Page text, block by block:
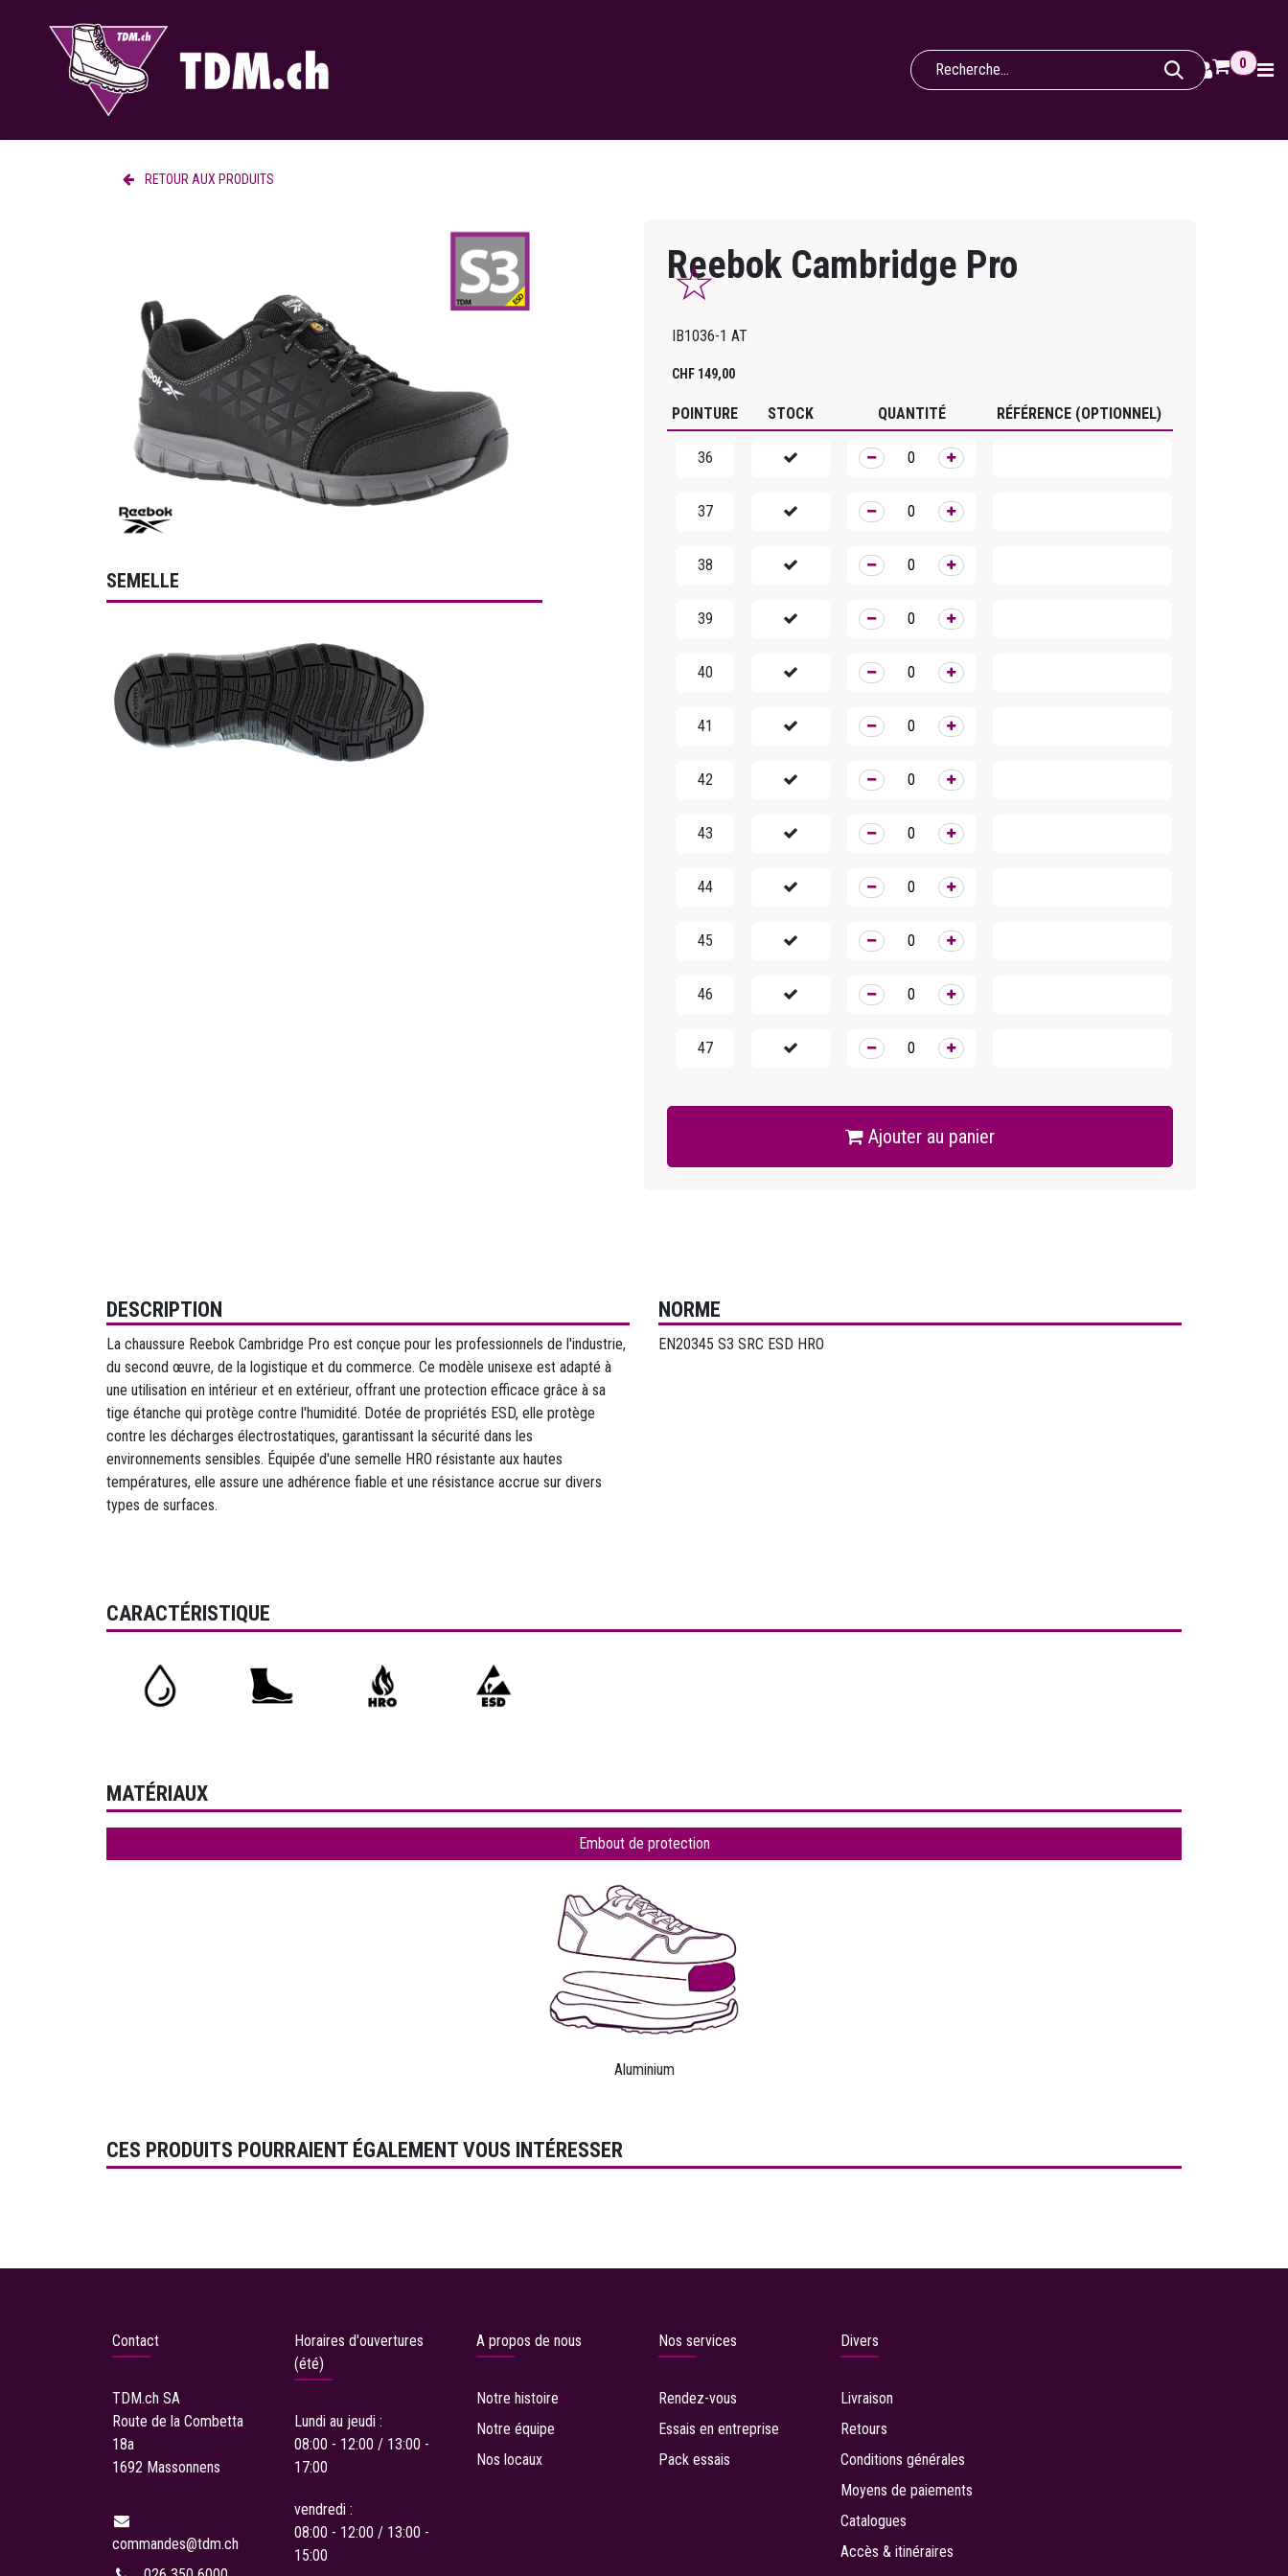
0
RETOUR AUX PRODUITS
SEMELLE
Reebok Cambridge Pro
IB1036-1 AT
CHF 149,00
POINTURE STOCK QUANTITÉ RÉFÉRENCE (OPTIONNEL)
36
37
38
39
40
41
42
43
44
45
46
47
Ajouter au panier
DESCRIPTION
La chaussure Reebok Cambridge Pro est conçue pour les professionnels de l'industrie,
du second œuvre, de la logistique et du commerce. Ce modèle unisexe est adapté à
une utilisation en intérieur et en extérieur, offrant une protection efficace grâce à sa
tige étanche qui protège contre l'humidité. Dotée de propriétés ESD, elle protège
contre les décharges électrostatiques, garantissant la sécurité dans les
environnements sensibles. Équipée d'une semelle HRO résistante aux hautes
températures, elle assure une adhérence fiable et une résistance accrue sur divers
types de surfaces.
NORME
EN20345 S3 SRC ESD HRO
CARACTÉRISTIQUE
MATÉRIAUX
Embout de protection
Aluminium
CES PRODUITS POURRAIENT ÉGALEMENT VOUS INTÉRESSER
Contact
TDM.ch SA
Route de la Combetta
18a
1692 Massonnens
commandes@tdm.ch
Horaires d'ouvertures
(été)
Lundi au jeudi :
08:00 - 12:00 / 13:00 -
17:00
vendredi :
08:00 - 12:00 / 13:00 -
15:00
A propos de nous
Notre histoire
Notre équipe
Nos locaux
Nos services
Rendez-vous
Essais en entreprise
Pack essais
Divers
Livraison
Retours
Conditions générales
Moyens de paiements
Catalogues
Accès & itinéraires